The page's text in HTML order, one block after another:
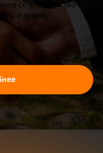
сотрудничество
и домов.